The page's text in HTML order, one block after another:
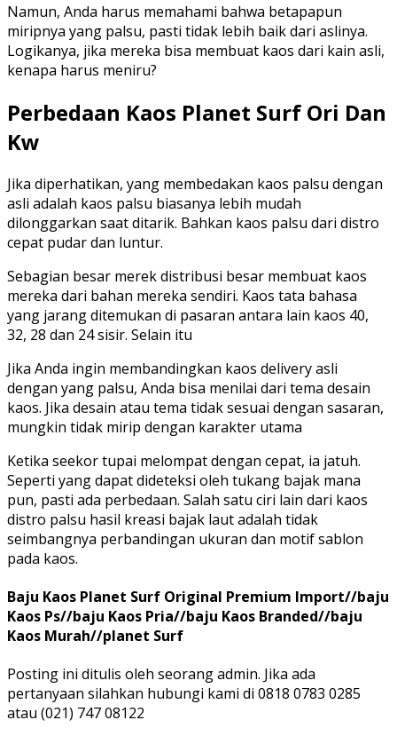
Namun, Anda harus memahami bahwa betapapun
miripnya yang palsu, pasti tidak lebih baik dari aslinya.
Logikanya, jika mereka bisa membuat kaos dari kain asli,
kenapa harus meniru?
Perbedaan Kaos Planet Surf Ori Dan
Kw
Jika diperhatikan, yang membedakan kaos palsu dengan
asli adalah kaos palsu biasanya lebih mudah
dilonggarkan saat ditarik. Bahkan kaos palsu dari distro
cepat pudar dan luntur.
Sebagian besar merek distribusi besar membuat kaos
mereka dari bahan mereka sendiri. Kaos tata bahasa
yang jarang ditemukan di pasaran antara lain kaos 40,
32, 28 dan 24 sisir. Selain itu
Jika Anda ingin membandingkan kaos delivery asli
dengan yang palsu, Anda bisa menilai dari tema desain
kaos. Jika desain atau tema tidak sesuai dengan sasaran,
mungkin tidak mirip dengan karakter utama
Ketika seekor tupai melompat dengan cepat, ia jatuh.
Seperti yang dapat dideteksi oleh tukang bajak mana
pun, pasti ada perbedaan. Salah satu ciri lain dari kaos
distro palsu hasil kreasi bajak laut adalah tidak
seimbangnya perbandingan ukuran dan motif sablon
pada kaos.
Baju Kaos Planet Surf Original Premium Import//baju
Kaos Ps//baju Kaos Pria//baju Kaos Branded//baju
Kaos Murah//planet Surf
Posting ini ditulis oleh seorang admin. Jika ada
pertanyaan silahkan hubungi kami di 0818 0783 0285
atau (021) 747 08122